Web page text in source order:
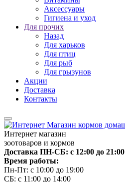
Аксессуары
Гигиена и уход
Для прочих
Назад
Для харьков
Для птиц
Для рыб
Для грызунов
Акции
Доставка
Контакты
Интернет магазин
зоотоваров и кормов
Доставка ПН-СБ: с 12:00 до 21:00
Время работы:
Пн-Пт: с 10:00 до 19:00
СБ: с 11:00 до 14:00